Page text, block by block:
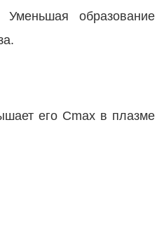
образование
его Cmax в плазме